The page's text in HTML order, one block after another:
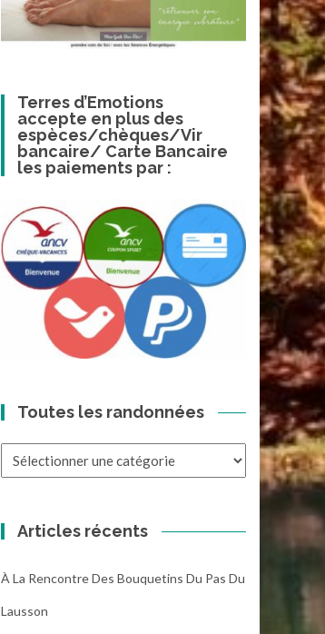
Terres d’Emotions
accepte en plus des
espèces/chèques/Vir
bancaire/ Carte Bancaire
les paiements par :
Toutes les randonnées
Articles récents
À La Rencontre Des Bouquetins Du Pas Du
Lausson